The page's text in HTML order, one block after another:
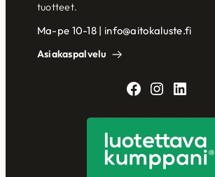
tuotteet.
Ma-pe 10-18 | info@aitokaluste.fi
Asiakaspalvelu
Facebook
Instagram